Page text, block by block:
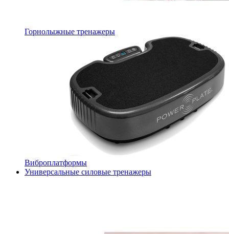
Горнолыжные тренажеры
Виброплатформы
Универсальные силовые тренажеры